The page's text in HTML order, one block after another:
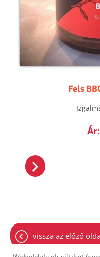
Fels
Ár:
vissza az előző